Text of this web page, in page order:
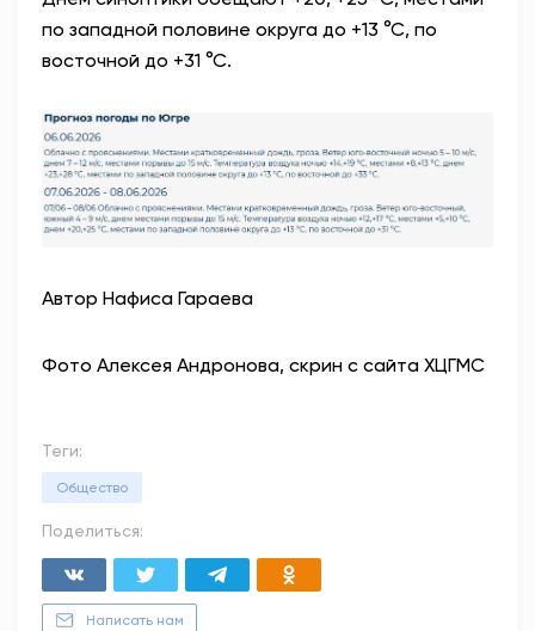
по западной половине округа до +13 °С, по
восточной до +31 °С.
Автор Нафиса Гараева
Фото Алексея Андронова, скрин с сайта ХЦГМС
Теги:
Общество
Поделиться:
Написать нам